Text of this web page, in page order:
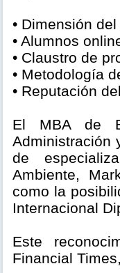
• Dimensión
• Alumnos
• Claustro de
• Metodología
• Reputación
El MBA de
Administración
de
Ambiente,
como la
Internacional
Este
Financial